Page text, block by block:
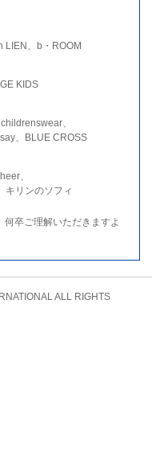
LIEN、b・ROOM
KIDS
、
、BLUE CROSS
、
キリンのソフィ
卒ご理解いただきますよ